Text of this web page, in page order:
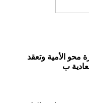
محو الأمية وتعقد